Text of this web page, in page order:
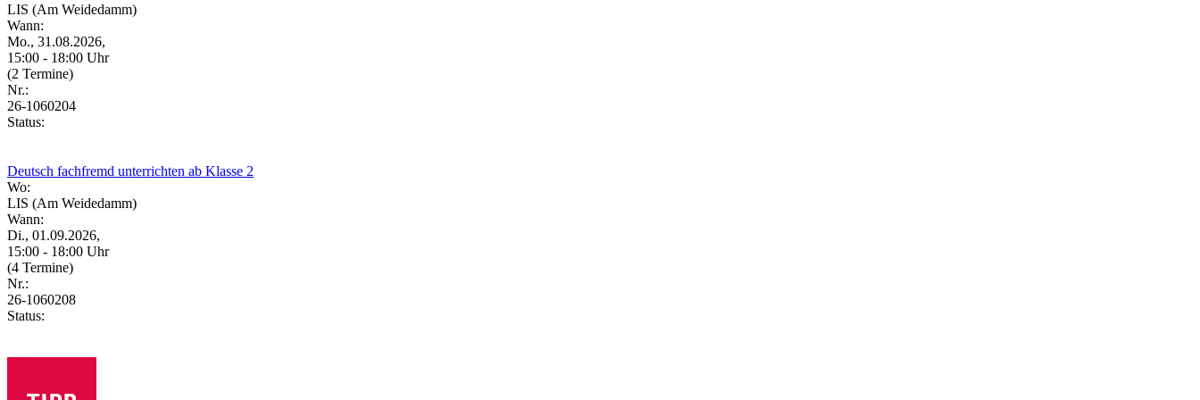
LIS (Am Weidedamm)
Wann:
Mo., 31.08.2026,
15:00 - 18:00 Uhr
(2 Termine)
Nr.:
26-1060204
Status:
Deutsch fachfremd unterrichten ab Klasse 2
Wo:
LIS (Am Weidedamm)
Wann:
Di., 01.09.2026,
15:00 - 18:00 Uhr
(4 Termine)
Nr.:
26-1060208
Status: